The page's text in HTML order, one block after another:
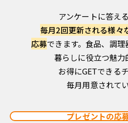
アンケートに答え
毎月2回更新される様々
応募できます。食品、調理
暮らしに役立つ魅力
お得にGETできる
毎月用意されてい
プレゼントの応